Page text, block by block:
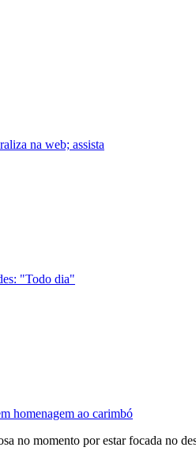
na web; assista
"Todo dia"
homenagem ao carimbó
no momento por estar focada no